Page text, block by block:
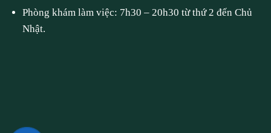
Phòng khám làm việc: 7h30 – 20h30 từ thứ 2 đến Chủ
Nhật.